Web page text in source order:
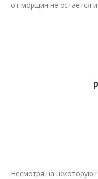
от морщин не остается и
Несмотря на некоторую